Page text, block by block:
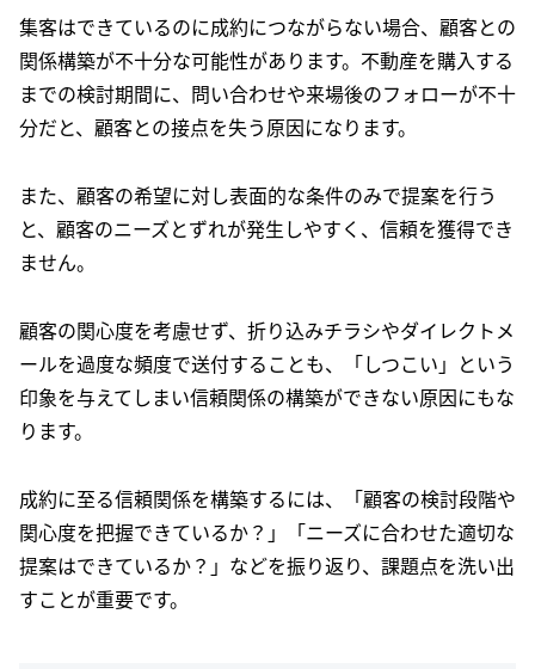
集客はできているのに成約につながらない場合、顧客との
関係構築が不十分な可能性があります。不動産を購入する
までの検討期間に、問い合わせや来場後のフォローが不十
分だと、顧客との接点を失う原因になります。
また、顧客の希望に対し表面的な条件のみで提案を行う
と、顧客のニーズとずれが発生しやすく、信頼を獲得でき
ません。
顧客の関心度を考慮せず、折り込みチラシやダイレクトメ
ールを過度な頻度で送付することも、「しつこい」という
印象を与えてしまい信頼関係の構築ができない原因にもな
ります。
成約に至る信頼関係を構築するには、「顧客の検討段階や
関心度を把握できているか？」「ニーズに合わせた適切な
提案はできているか？」などを振り返り、課題点を洗い出
すことが重要です。